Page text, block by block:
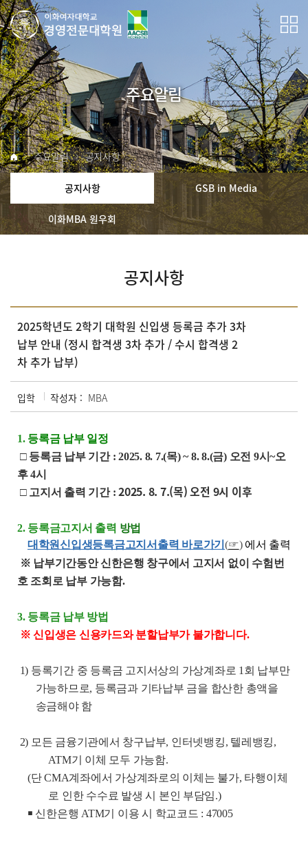
주요알림
주요알림 공지사항
공지사항 GSB in Media
이화MBA 원우회
공지사항
2025학년도 2학기 대학원 신입생 등록금 추가 3차
납부 안내 (정시 합격생 3차 추가 / 수시 합격생 2
차 추가 납부)
입학 작성자 : MBA
1. 등록금 납부 일정
□ 등록금 납부 기간 : 2025. 8. 7.(목) ~ 8. 8.(금) 오전 9시~오
후 4시
□ 고지서 출력 기간 :2025. 8. 7.(목) 오전 9시 이후
2. 등록금고지서 출력 방법
대학원신입생등록금고지서출력 바로가기(☞) 에서 출력
※ 납부기간동안 신한은행 창구에서 고지서 없이 수험번
호 조회로 납부 가능함.
3. 등록금 납부 방법
※ 신입생은 신용카드와 분할납부가 불가합니다.
1) 등록기간 중 등록금 고지서상의 가상계좌로 1 회 납부만
가능하므로, 등록금과 기타납부 금을 합산한 총액을
송금해야 함
2) 모든 금융기관에서 창구납부, 인터넷뱅킹, 텔레뱅킹,
ATM기 이체 모두 가능함.
(단CMA계좌에서 가상계좌로의 이체는 불가, 타행이체
로 인한 수수료 발생 시 본인 부담임.)
￭ 신한은행 ATM기 이용 시 학교코드 : 47005